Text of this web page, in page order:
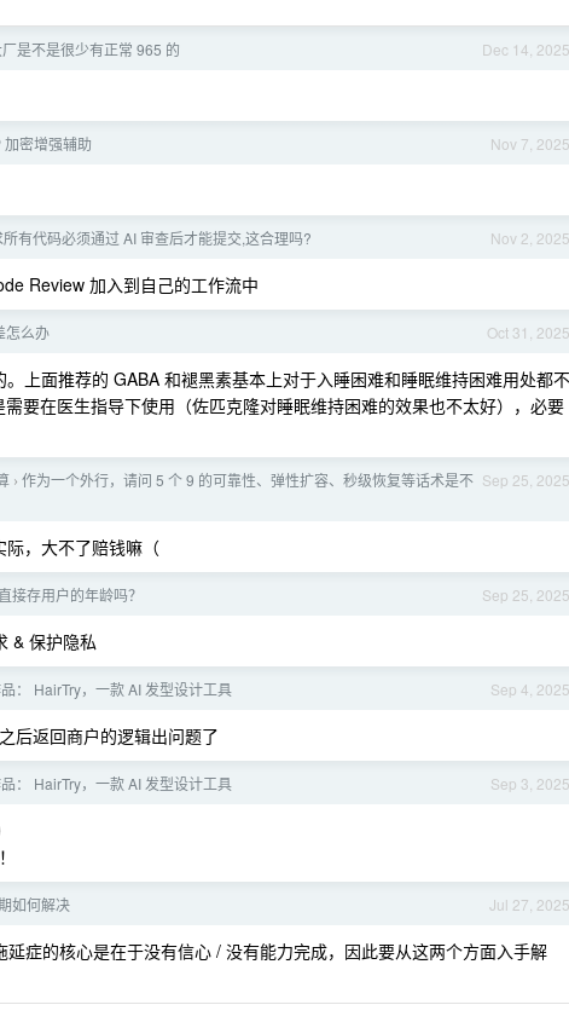
Dec 14, 2025
是不是很少有正常 965 的
Nov 7, 2025
加密增强辅助
Nov 2, 2025
有代码必须通过 AI 审查后才能提交,这合理吗?
Review 加入到自己的工作流中
Oct 31, 2025
怎么办
上面推荐的 GABA 和褪黑素基本上对于入睡困难和睡眠维持困难用处都不
要在医生指导下使用（佐匹克隆对睡眠维持困难的效果也不太好），必要
Sep 25, 2025
› 作为一个外行，请问 5 个 9 的可靠性、弹性扩容、秒级恢复等话术是不
际，大不了赔钱嘛（
Sep 25, 2025
接存用户的年龄吗？
& 保护隐私
Sep 4, 2025
： HairTry，一款 AI 发型设计工具
后返回商户的逻辑出问题了
Sep 3, 2025
： HairTry，一款 AI 发型设计工具
Jul 27, 2025
如何解决
症的核心是在于没有信心 / 没有能力完成，因此要从这两个方面入手解